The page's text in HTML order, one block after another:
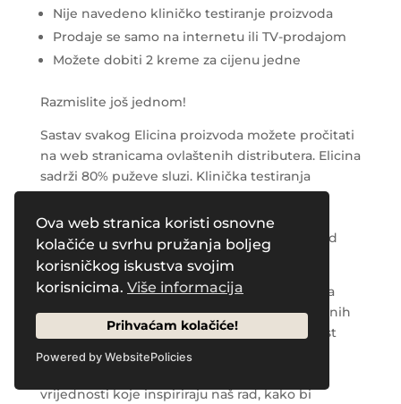
Ova web stranica koristi osnovne
kolačiće u svrhu pružanja boljeg
korisničkog iskustva svojim
korisnicima. Više informacija
Prihvaćam kolačiće!
Powered by WebsitePolicies
Nije navedeno kliničko testiranje proizvoda
Prodaje se samo na internetu ili TV-prodajom
Možete dobiti 2 kreme za cijenu jedne
Razmislite još jednom!
Sastav svakog Elicina proizvoda možete pročitati
na web stranicama ovlaštenih distributera. Elicina
sadrži 80% puževe sluzi. Klinička testiranja
proizvoda objavljena su na Pub Medovim
stranicama. Prodaje se u ljekarnama. Cijenu
Elicine određuju različiti faktori, a najvažniji od
svih je kvaliteta puževe sluzi.
Živimo u vremenu i prostoru gdje je poslovna
korektnost rijetka pojava, a kvaliteta ponuđenih
proizvoda upitna. Ozbiljnost i transparentnost
naše poruke, kredibilitet naše tvrtke i visoka
vrijednosti koje inspiriraju naš rad, kako bi